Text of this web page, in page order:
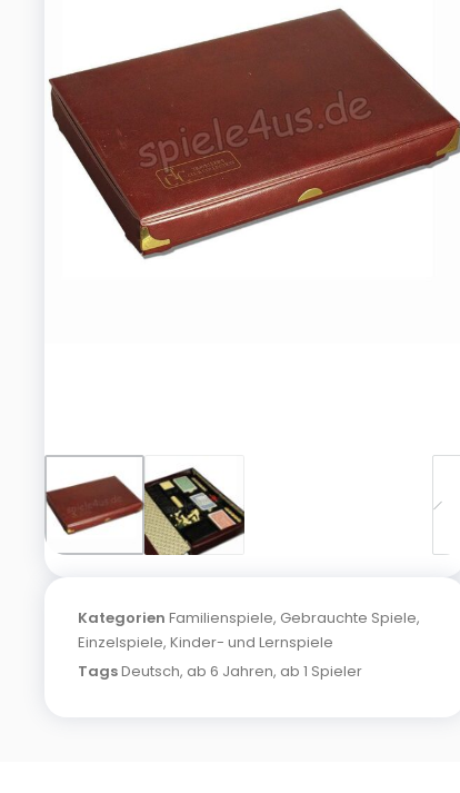
Kategorien Familienspiele, Gebrauchte Spiele,
Einzelspiele, Kinder- und Lernspiele
TagsDeutsch, ab 6 Jahren, ab 1 Spieler